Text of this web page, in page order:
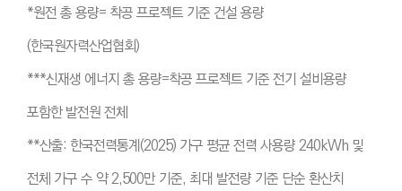
*원전 총 용량= 착공 프로젝트 기준 건설 용량
(한국원자력산업협회)
***신재생 에너지 총 용량=착공 프로젝트 기준 전기 설비용량
포함한 발전원 전체
**산출: 한국전력통계(2025) 가구 평균 전력 사용량 240kWh 및
전체 가구 수 약 2,500만 기준, 최대 발전량 기준 단순 환산치